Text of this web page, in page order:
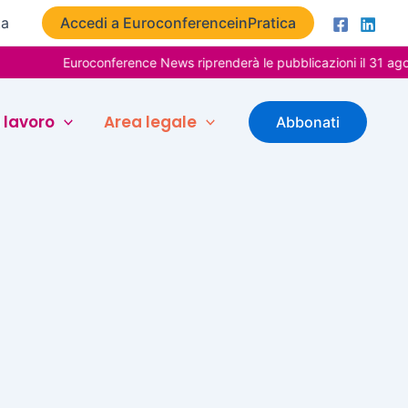
Accedi a EuroconferenceinPratica
Euroconference News riprenderà le pubblicazioni il 31
lavoro Area legale Abbonati